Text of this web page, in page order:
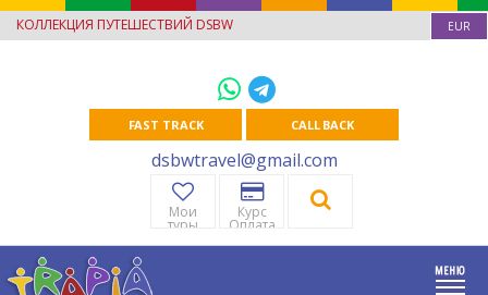
КОЛЛЕКЦИЯ ПУТЕШЕСТВИЙ DSBW EUR
FAST TRACK CALL BACK
dsbwtravel@gmail.com
Мои
туры
Курс
Оплата